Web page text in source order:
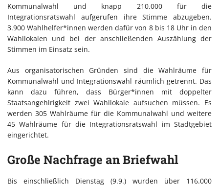
Kommunalwahl und knapp 210.000 für die
Integrationsratswahl aufgerufen ihre Stimme abzugeben.
3.900 Wahlhelfer*innen werden dafür von 8 bis 18 Uhr in den
Wahllokalen und bei der anschließenden Auszählung der
Stimmen im Einsatz sein.
Aus organisatorischen Gründen sind die Wahlräume für
Kommunalwahl und Integrationswahl räumlich getrennt. Das
kann dazu führen, dass Bürger*innen mit doppelter
Staatsangehlrigkeit zwei Wahllokale aufsuchen müssen. Es
werden 305 Wahlräume für die Kommunalwahl und weitere
45 Wahlräume für die Integrationsratswahl im Stadtgebiet
eingerichtet.
Große Nachfrage an Briefwahl
Bis einschließlich Dienstag (9.9.) wurden über 116.000